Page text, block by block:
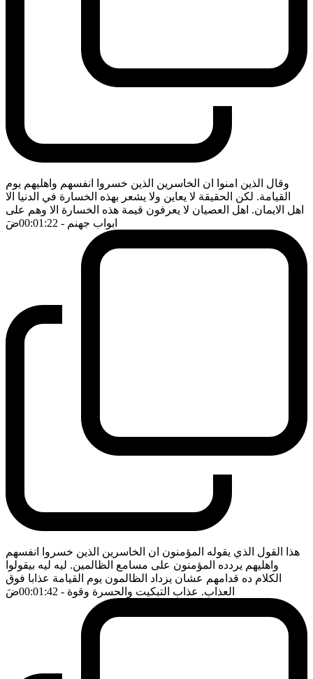
وقال الذين امنوا ان الخاسرين الذين خسروا انفسهم واهليهم يوم
القيامة. لكن الحقيقة لا يعاين ولا يشعر بهذه الخسارة في الدنيا الا
اهل الايمان. اهل العصيان لا يعرفون قيمة هذه الخسارة الا وهم على
ابواب جهنم - 00:01:22 ضَ
هذا القول الذي يقوله المؤمنون ان الخاسرين الذين خسروا انفسهم
واهليهم يردده المؤمنون على مسامع الظالمين. ليه ليه بيقولوا
الكلام ده قدامهم عشان يزداد الظالمون يوم القيامة عذابا فوق
العذاب. عذاب التبكيت والحسرة وقوة - 00:01:42 ضَ